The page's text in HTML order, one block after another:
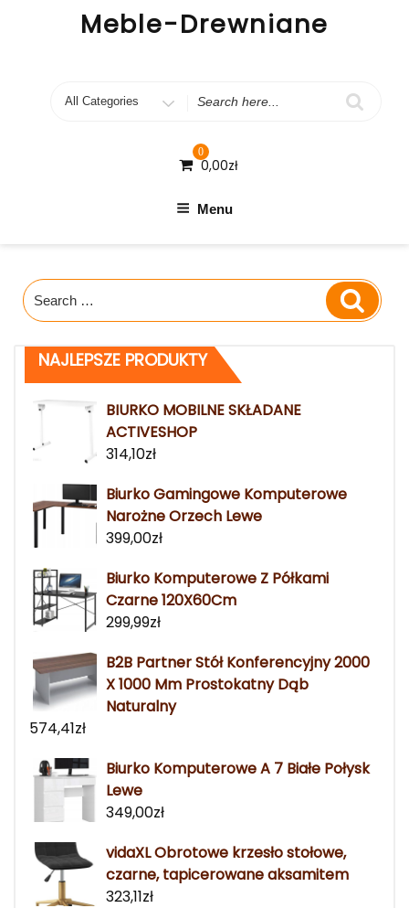
Meble-Drewniane
Search
0
0,00zł
Menu
Search
for:
Search
NAJLEPSZE PRODUKTY
BIURKO MOBILNE SKŁADANE
ACTIVESHOP
314,10zł
Biurko Gamingowe Komputerowe
Narożne Orzech Lewe
399,00zł
Biurko Komputerowe Z Półkami
Czarne 120X60Cm
299,99zł
B2B Partner Stół Konferencyjny 2000
X 1000 Mm Prostokatny Dąb
Naturalny
574,41zł
Biurko Komputerowe A 7 Białe Połysk
Lewe
349,00zł
vidaXL Obrotowe krzesło stołowe,
czarne, tapicerowane aksamitem
323,11zł